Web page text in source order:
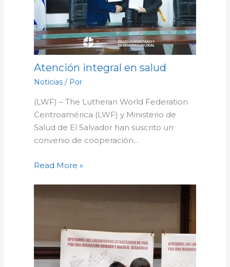
Atención integral en salud
Noticias/ Por
(LWF) – The Lutheran World Federation
Centroamérica (LWF) y Ministerio de
Salud de El Salvador han suscrito un
convenio de cooperación…
Read More »